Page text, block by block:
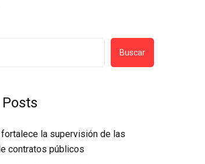
Buscar
la supervisión de las
contratos públicos